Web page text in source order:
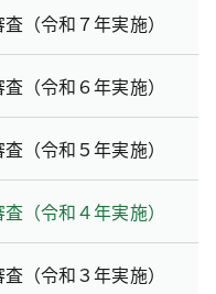
（令和７年実施）
（令和６年実施）
（令和５年実施）
（令和４年実施）
（令和３年実施）